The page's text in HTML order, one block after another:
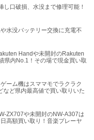
口破損、水没まで修理可能！
水没バッテリー交換に充電不
Handや未開封のRakuten
県内No.1！その場で現金買い取
ーム機はスママモでラクラク
ど県内最高値で買い取りいた
ZX707や未開封のNW-A307は
高額買い取り！音楽プレーヤ